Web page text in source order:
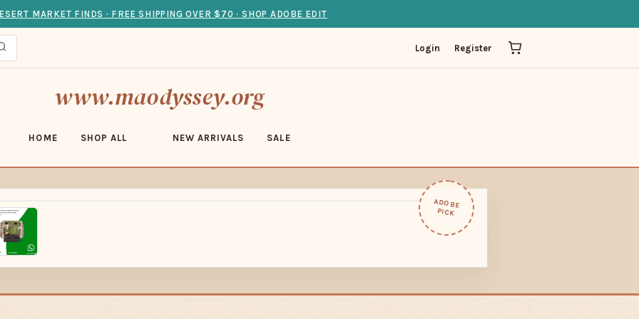
MARKET FINDS · FREE SHIPPING OVER $70 · SHOP ADOBE EDIT
Login Register
www.maodyssey.org
HOME SHOP ALL NEW ARRIVALS SALE
ADOBE
PICK